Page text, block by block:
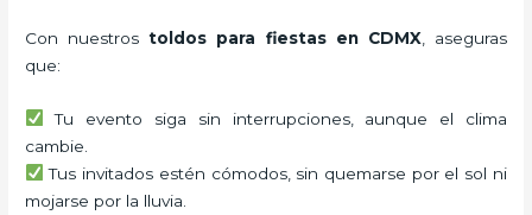
Con nuestrostoldos para fiestas en CDMX, aseguras
que:
Tu evento siga sin interrupciones, aunque el clima
cambie.
Tus invitados estén cómodos, sin quemarse por el sol ni
mojarse por la lluvia.